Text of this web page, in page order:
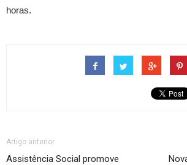
horas.
Artigo anterior
Assistência Social promove